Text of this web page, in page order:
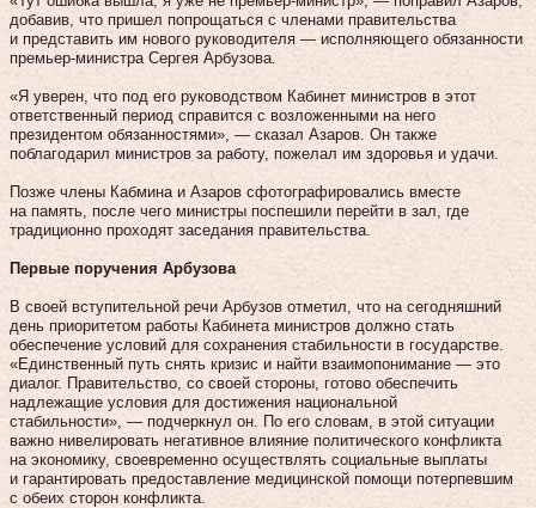
добавив, что пришел попрощаться с членами правительства
и представить им нового руководителя — исполняющего обязанности
премьер-министра Сергея Арбузова.
«Я уверен, что под его руководством Кабинет министров в этот
ответственный период справится с возложенными на него
президентом обязанностями», — сказал Азаров. Он также
поблагодарил министров за работу, пожелал им здоровья и удачи.
Позже члены Кабмина и Аза­ров сфо­тографировались вместе
на память, после чего ми­нистры по­спешили перейти в зал, где
традиционно проходят заседания правительства.
Первые поручения Арбузова
В своей вступительной речи Арбузов отметил, что на сегодняшний
день приоритетом работы Кабинета министров должно стать
обеспечение условий для сохранения стабильности в государстве.
«Единственный путь снять кризис и найти взаимопонимание — это
диалог. Правительство, со своей стороны, готово обеспечить
надлежащие условия для достижения национальной
стабильности», — подчеркнул он. По его словам, в этой ситуации
важно нивелировать негативное влияние политического конф­ликта
на экономику, своевременно осуществлять социальные выплаты
и гарантировать предос­тавление медицинской помощи потерпевшим
с обеих сторон конф­ликта.